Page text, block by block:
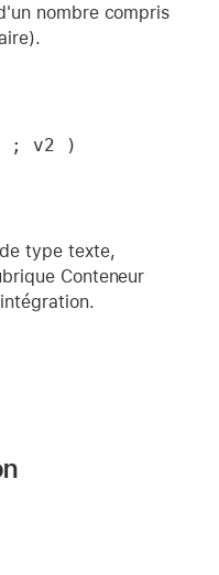
nombre compris
; v2 )
type texte,
Conteneur